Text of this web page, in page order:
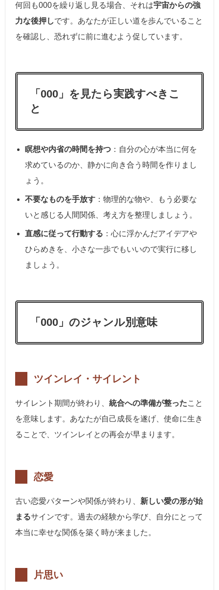
何回も000を繰り返し見る場合、それは宇宙からの強
力な後押しです。あなたが正しい道を歩んでいること
を確認し、恐れずに前に進むよう促しています。
「000」を見たら実践すべきこ
と
瞑想や内省の時間を持つ ：自分の心が本当に何を
求めているのか、静かに向き合う時間を作りまし
ょう。
不要なものを手放す ：物理的な物や、もう必要な
いと感じる人間関係、考え方を整理しましょう。
直感に従って行動する ：心に浮かんだアイデアや
ひらめきを、小さな一歩でもいいので実行に移し
ましょう。
「000」のジャンル別意味
ツインレイ・サイレント
サイレント期間が終わり、 統合への準備が整ったこと
を意味します。あなたが自己成長を遂げ、使命に生き
ることで、ツインレイとの再会が早まります。
恋愛
古い恋愛パターンや関係が終わり、 新しい愛の形が始
まるサインです。過去の経験から学び、自分にとって
本当に幸せな関係を築く時が来ました。
片思い